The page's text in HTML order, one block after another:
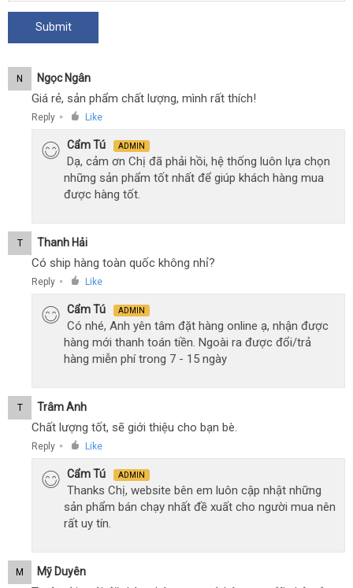
N Ngọc Ngân
Giá rẻ, sản phẩm chất lượng, mình rất thích!
Reply ● Like
Cẩm Tú ADMIN
Dạ, cảm ơn Chị đã phải hồi, hệ thống luôn lựa chọn
những sản phẩm tốt nhất để giúp khách hàng mua
được hàng tốt.
T Thanh Hải
Có ship hàng toàn quốc không nhỉ?
Reply ● Like
Cẩm Tú ADMIN
Có nhé, Anh yên tâm đặt hàng online ạ, nhận được
hàng mới thanh toán tiền. Ngoài ra được đổi/trả
hàng miễn phí trong 7 - 15 ngày
T Trâm Anh
Chất lượng tốt, sẽ giới thiệu cho bạn bè.
Reply ● Like
Cẩm Tú ADMIN
Thanks Chị, website bên em luôn cập nhật những
sản phẩm bán chạy nhất đề xuất cho người mua nên
rất uy tín.
M Mỹ Duyên